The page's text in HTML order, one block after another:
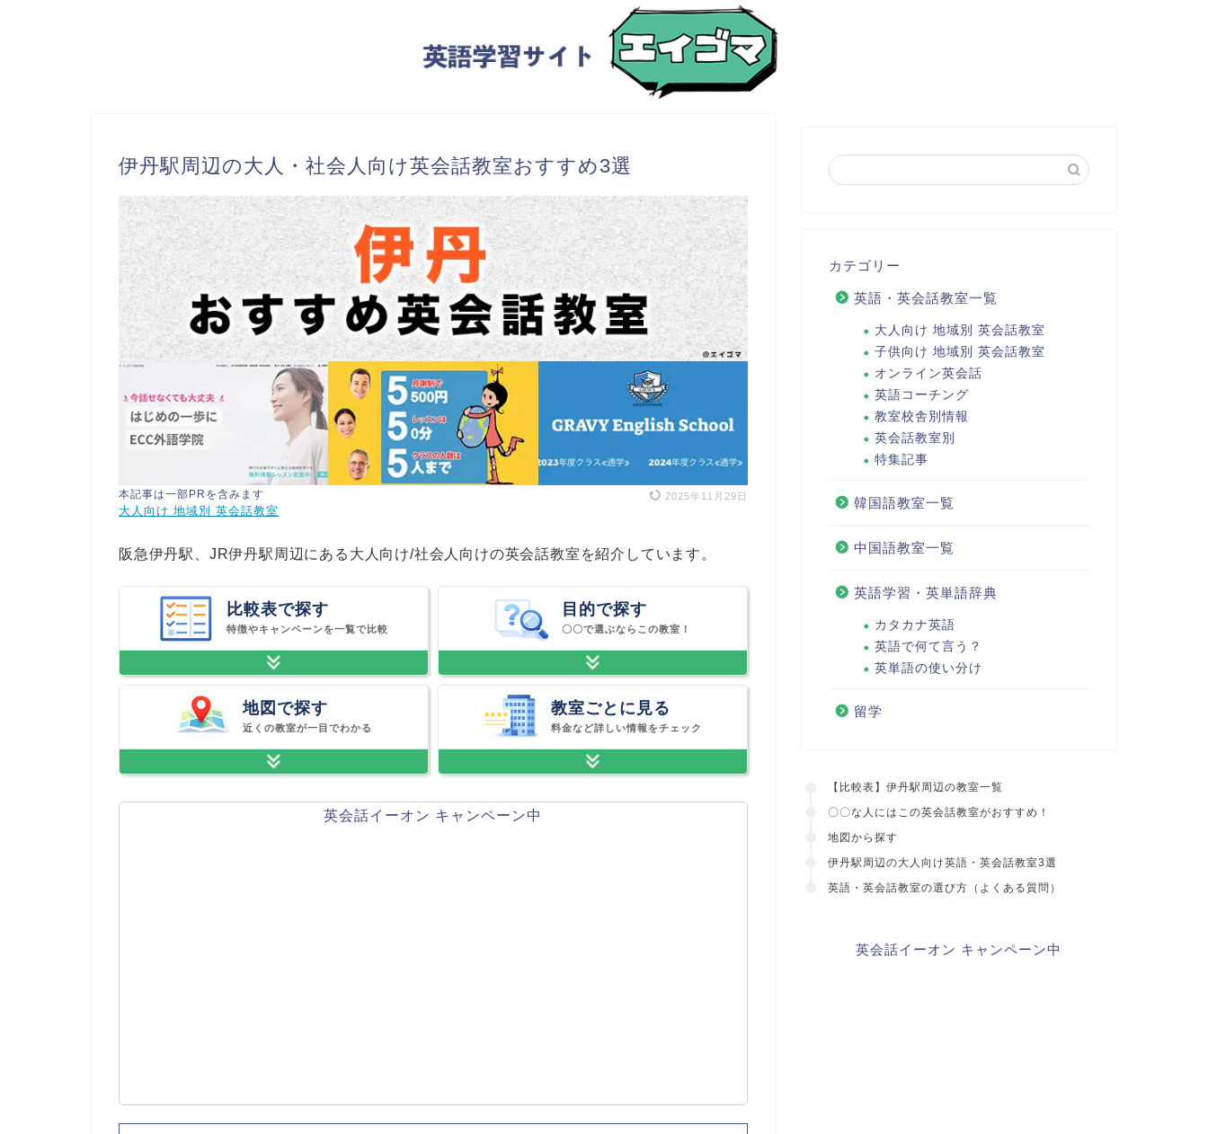
伊丹駅周辺の大人・社会人向け英会話教室おすすめ3選
本記事は一部PRを含みます 2025年11月29日
大人向け 地域別 英会話教室
阪急伊丹駅、JR伊丹駅周辺にある大人向け/社会人向けの英会話教室を紹介しています。
比較表で探す
特徴やキャンペーンを一覧で比較
目的で探す
〇〇で選ぶならこの教室！
地図で探す
近くの教室が一目でわかる
教室ごとに見る
料金など詳しい情報をチェック
英会話イーオン キャンペーン中
カテゴリー
英語・英会話教室一覧
大人向け 地域別 英会話教室
子供向け 地域別 英会話教室
オンライン英会話
英語コーチング
教室校舎別情報
英会話教室別
特集記事
韓国語教室一覧
中国語教室一覧
英語学習・英単語辞典
カタカナ英語
英語で何て言う？
英単語の使い分け
留学
【比較表】伊丹駅周辺の教室一覧
〇〇な人にはこの英会話教室がおすすめ！
地図から探す
伊丹駅周辺の大人向け英語・英会話教室3選
英語・英会話教室の選び方 （よくある質問）
英会話イーオン キャンペーン中